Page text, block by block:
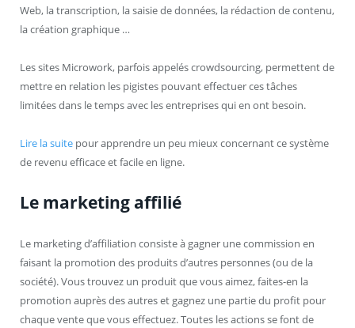
Web, la transcription, la saisie de données, la rédaction de contenu,
la création graphique …
Les sites Microwork, parfois appelés crowdsourcing, permettent de
mettre en relation les pigistes pouvant effectuer ces tâches
limitées dans le temps avec les entreprises qui en ont besoin.
Lire la suite pour apprendre un peu mieux concernant ce système
de revenu efficace et facile en ligne.
Le marketing affilié
Le marketing d’affiliation consiste à gagner une commission en
faisant la promotion des produits d’autres personnes (ou de la
société). Vous trouvez un produit que vous aimez, faites-en la
promotion auprès des autres et gagnez une partie du profit pour
chaque vente que vous effectuez. Toutes les actions se font de